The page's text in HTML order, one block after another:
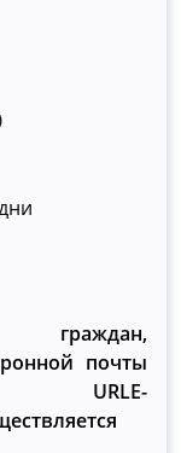
граждан,
почты
URLE-